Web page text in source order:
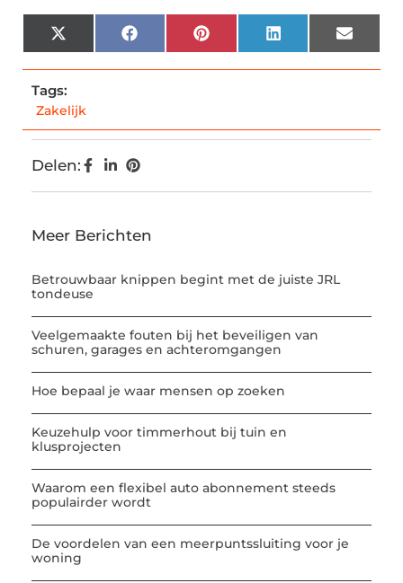
X
(Twitter)
FacebookPinterestLinkedInEmail
Tags:
Zakelijk
Delen:
Meer Berichten
Betrouwbaar knippen begint met de juiste JRL
tondeuse
Veelgemaakte fouten bij het beveiligen van
schuren, garages en achteromgangen
Hoe bepaal je waar mensen op zoeken
Keuzehulp voor timmerhout bij tuin en
klusprojecten
Waarom een flexibel auto abonnement steeds
populairder wordt
De voordelen van een meerpuntssluiting voor je
woning